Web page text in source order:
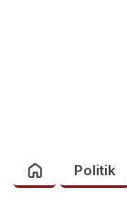
Politik